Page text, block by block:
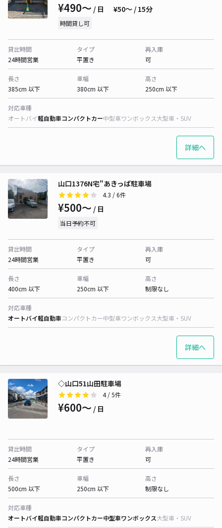
¥490〜 / 日 ¥50〜 / 15分
時間貸し可
貸出時間
24時間営業
タイプ
平置き
再入庫
可
長さ
385cm 以下
車幅
380cm 以下
高さ
250cm 以下
対応車種
オートバイ軽自動車コンパクトカー中型車ワンボックス大型車・SUV
詳細へ
山口1376N宅"あきっぱ駐車場
4.3 / 6件
¥500〜 / 日
当日予約不可
貸出時間
24時間営業
タイプ
平置き
再入庫
可
長さ
400cm 以下
車幅
250cm 以下
高さ
制限なし
対応車種
オートバイ軽自動車コンパクトカー中型車ワンボックス大型車・SUV
詳細へ
◇山口51山田駐車場
4/ 5件
¥600〜 / 日
貸出時間
24時間営業
タイプ
平置き
再入庫
可
長さ
500cm 以下
車幅
250cm 以下
高さ
制限なし
対応車種
オートバイ軽自動車コンパクトカー中型車ワンボックス大型車・SUV